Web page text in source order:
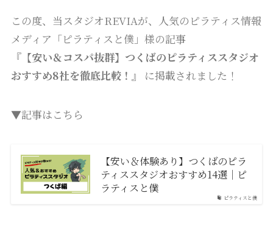
この度、当スタジオREVIAが、人気のピラティス情報
メディア「ピラティスと僕」様の記事
『【安い＆コスパ抜群】つくばのピラティススタジオ
おすすめ8社を徹底比較！』
に掲載されました！
▼記事はこちら
ピラティスと僕
【安い＆体験あり】つくばのピラ
ティススタジオおすすめ14選｜ピ
ラティスと僕